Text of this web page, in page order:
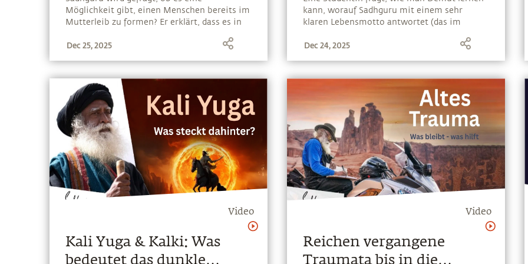
Möglichkeit gibt, einen Menschen bereits im
Mutterleib zu formen? Er erklärt, dass es in
wie werdende und junge Mütter unterstützt
erforderlichen Sorgfalt um die Heranbildung
der nächsten Generation
Dec 25, 2025
Video
Kali Yuga & Kalki: Was
bedeutet das dunkle
kann, worauf Sadhguru mit einem sehr
klaren Lebensmotto antwortet (das im
dem Lernen aus der deutschen Geschichte
Dec 24, 2025
Video
Reichen vergangene
Traumata bis in die